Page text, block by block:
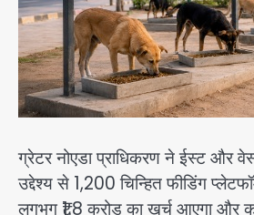
ग्रेटर नोएडा प्राधिकरण ने ईस्ट और
उद्देश्य से 1,200 चिन्हित फीडिंग
लगभग ₹1.8 करोड़ का खर्च आएगा और